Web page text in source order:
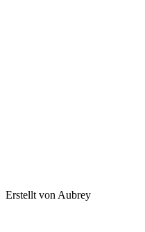
Erstellt von Aubrey